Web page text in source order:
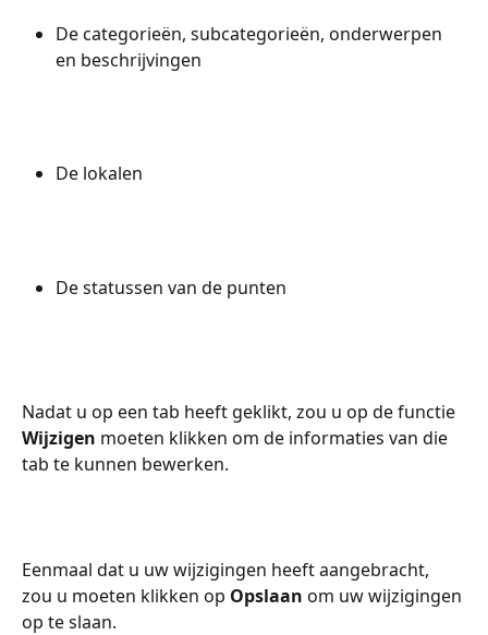
De categorieën, subcategorieën, onderwerpen
en beschrijvingen
De lokalen
De statussen van de punten
Nadat u op een tab heeft geklikt, zou u op de functie
Wijzigen moeten klikken om de informaties van die
tab te kunnen bewerken.
Eenmaal dat u uw wijzigingen heeft aangebracht,
zou u moeten klikken op Opslaan om uw wijzigingen
op te slaan.